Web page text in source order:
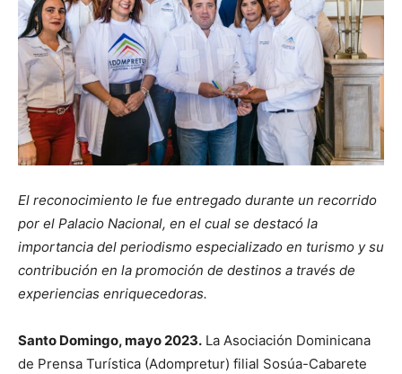
El reconocimiento le fue entregado durante un recorrido
por el Palacio Nacional, en el cual se destacó la
importancia del periodismo especializado en turismo y su
contribución en la promoción de destinos a través de
experiencias enriquecedoras.
Santo Domingo, mayo 2023. La Asociación Dominicana
de Prensa Turística (Adompretur) filial Sosúa-Cabarete